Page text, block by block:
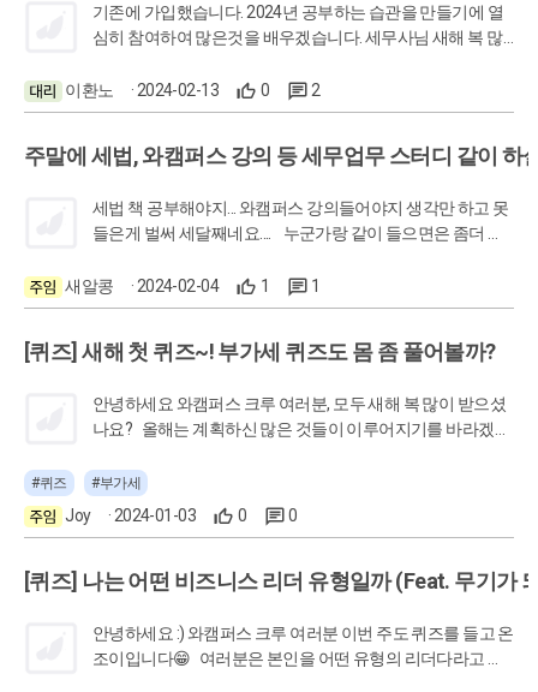
게 항해일지를 작성 하면 소소한 경쟁의 재미가 또 다른 동기
부여도 되고 계획한 대로 듣기만 했을 뿐인데 학습왕 순위권
로 향상 되다 보니 윗분들에게 칭찬도 받고 혜택이 되는 정보
전달에 어느새 직원들에게 고마운 담당자가 되어있더군요 아
직 갈 길은 멀지만 공부의 재미와 필요성을 알게 되어 노력이
습관으로 굳어 질 때 즈음에 어떤 모습으로 성장 해 있을지
기존에 가입했습니다. 2024년 공부하는 습관을 만들기에 열
심히 참여하여 많은것을 배우겠습니다. 세무사님 새해 복 많
이환노
· 2024-02-13 0 2
주말에 세법, 와캠퍼스 강의 등 세무업무 스터디 같이 하
세법 책 공부해야지... 와캠퍼스 강의들어야지 생각만 하고 못
들은게 벌써 세달째네요.... 누군가랑 같이 들으면은 좀더 나
줌에서 모여서 같이 들으면 좋을 것 같아요. 진행방식은 조금
고민을 더 해야될 것 같은데 일단 스터디원을 모아보려고합
산이나 시작해볼까 하는데, 관심있으신 분 있으시면은 댓글
더 좋구요.
새알콩 · 2024-02-04 1 1
[퀴즈] 새해 첫 퀴즈~! 부가세 퀴즈도 몸 좀 풀어볼까?
안녕하세요 와캠퍼스 크루 여러분, 모두 새해 복 많이 받으셨
나요? 올해는 계획하신 많은 것들이 이루어지기를 바라겠습
부담으로 오는 신고는 뭐니뭐니해도 부가세라고 생각되는데
Joy · 2024-01-03 0 0
#퀴즈 #부가세
[퀴즈] 나는 어떤 비즈니스 리더 유형일까 (Feat. 무기가
안녕하세요 :) 와캠퍼스 크루 여러분 이번 주도 퀴즈를 들고 온
조이입니다😁 여러분은 본인을 어떤 유형의 리더다라고 상